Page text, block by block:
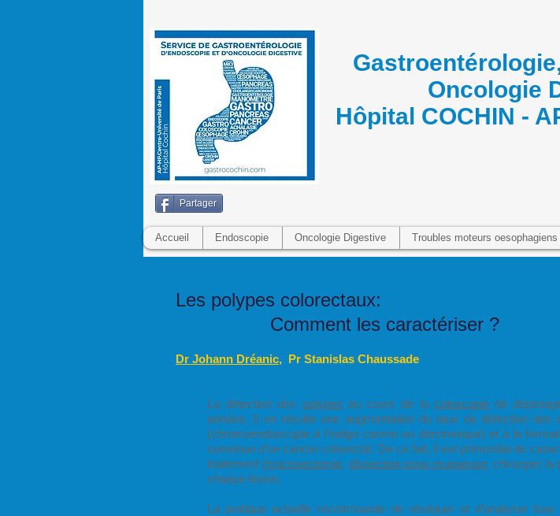
Partager
Oncologie
Hôpital COCHIN -
Accueil Endoscopie Oncologie Digestive Troubles moteurs oesophagiens
Les polypes colorectaux:
Comment les caractériser ?
Dr Johann Dréanic, Pr Stanislas Chaussade
La détection des polypes au cours de la coloscopiede
années. Il en résulte une augmentation du taux de détection des
(chromoendoscopie à l’indigo carmin ou électronique) et à la
survenue d’un cancer colorectal. De ce fait, il est primordial de
traitement (mucosectomie, dissection sous muqueuse, chirurgie) la
chaque lésion.
La pratique actuelle recommande de réséquer et d’analyser